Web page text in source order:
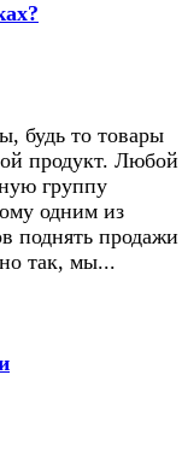
будь то товары
продукт. Любой
группу
одним из
поднять продажи
так, мы...